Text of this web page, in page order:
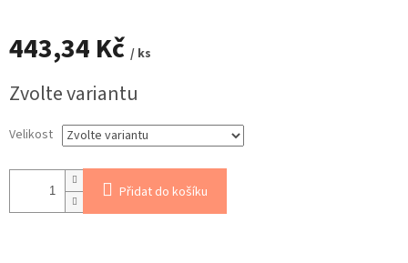
443,34 Kč / ks
cena:
Zvolte variantu
Velikost
Přidat do košíku